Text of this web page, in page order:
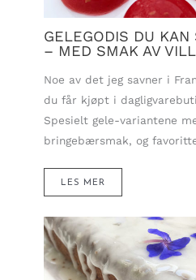
GELEGODIS DU KAN
– MED SMAK AV
Noe av det jeg savner i
du får kjøpt i
Spesielt gele-variantene
bringebærsmak, og
LES MER